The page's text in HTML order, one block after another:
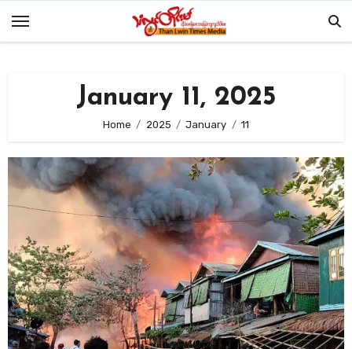
January 11, 2025
Home 2025 January 11